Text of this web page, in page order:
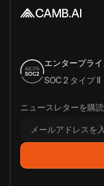
エンタープラ
SOC 2 タイプ II
ニュースレターを購